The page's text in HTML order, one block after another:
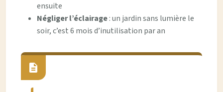
ensuite
Négliger l’éclairage: un jardin sans lumière le
soir, c’est 6 mois d’inutilisation par an